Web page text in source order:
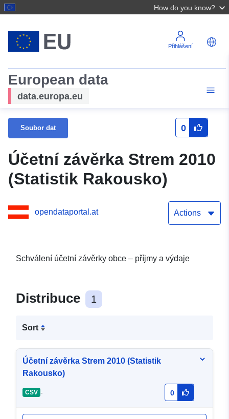
How do you know?
Přihlášení
European data
data.europa.eu
Soubor dat 0
Účetní závěrka Strem 2010
(Statistik Rakousko)
opendataportal.at Actions
Schválení účetní závěrky obce – příjmy a výdaje
Distribuce 1
Sort
Účetní závěrka Strem 2010 (Statistik
Rakousko)
CSV - 0